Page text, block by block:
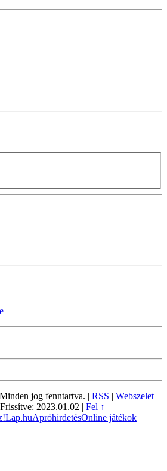
jog fenntartva. | RSS | Webszelet
Frissítve: 2023.01.02 | Fel ↑
Lap.huApróhirdetésOnline játékok